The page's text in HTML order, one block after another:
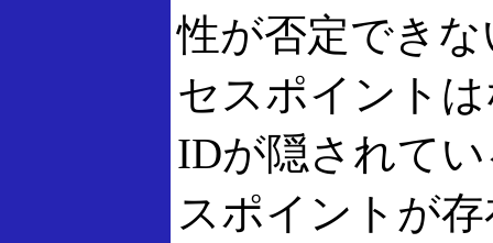
性が否定でき
セスポイント
IDが隠されて
スポイントが